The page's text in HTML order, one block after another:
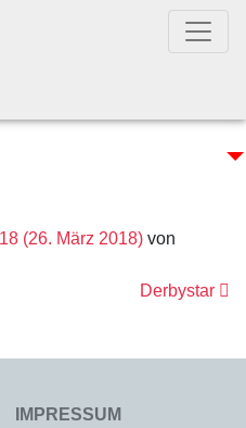
(26. März 2018) von
Derbystar
IMPRESSUM